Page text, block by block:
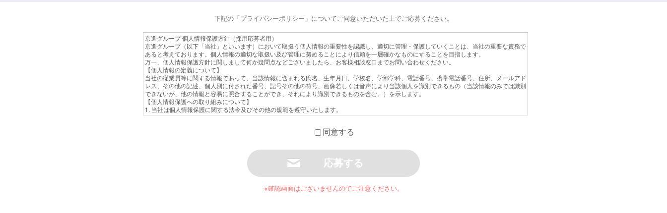
下記の「プライバシーポリシー」についてご同意いただいた上でご応募ください。
京進グループ 個人情報保護方針（採用応募者用）
京進グループ（以下「当社」といいます）において取扱う個人情報の重要性を認識し、適切に管理・保護していくことは、当社の重要な責務で
あると考えております。個人情報の適切な取扱い及び管理に努めることにより信頼を一層確かなものにすることを目指します。
万一、個人情報保護方針に関しまして何か疑問点などございましたら、お客様相談窓口までお問い合わせください。
【個人情報の定義について】
当社の従業員等に関する情報であって、当該情報に含まれる氏名、生年月日、学校名、学部学科、電話番号、携帯電話番号、住所、メールアド
レス、その他の記述、個人別に付された番号、記号その他の符号、画像若しくは音声により当該個人を識別できるもの（当該情報のみでは識別
できないが、他の情報と容易に照合することができ、それにより識別できるものを含む。）を示します。
【個人情報保護への取り組みについて】
1. 当社は個人情報保護に関する法令及びその他の規範を遵守いたします。
2. 当社は個人情報への不正アクセス、個人情報の紛失、破壊、改ざん及び漏洩などの予防並びに是正を行うために、個人情報保護計画の継続
当社は、採用応募者の履歴書及び応募書類を含む個人情報を採用選考、入社手続きの目的で取得・利用し、その範囲を超えた取り扱いは致しま
採用応募者より提出のあった個人情報は、当社の採用担当者及び面接担当者以外が取り扱うことはありません。ご提出いただいた履歴書及び応
もと安全対策を講じ、適切かつ厳重に管理致します。
同意する
※確認画面はございませんのでご注意ください。